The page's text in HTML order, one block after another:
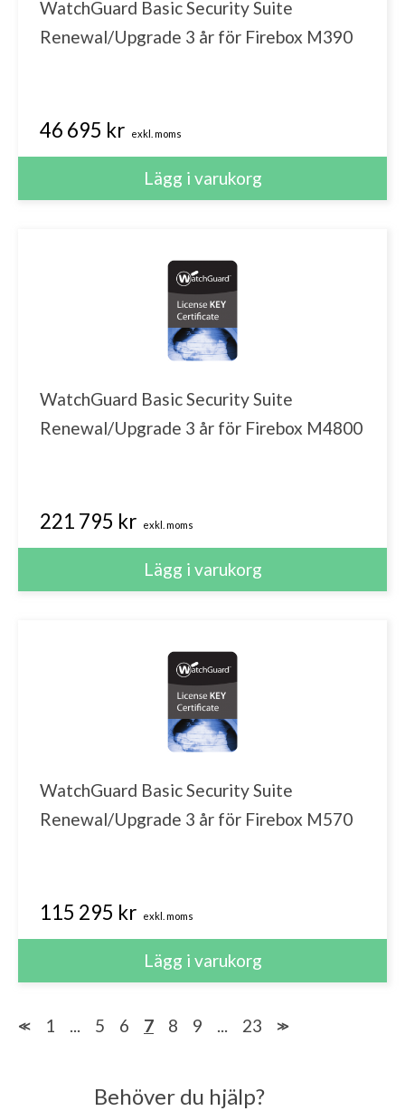
WatchGuard Basic Security Suite
Renewal/Upgrade 3 år för Firebox M390
46 695 kr exkl. moms
WatchGuard Basic Security Suite
Renewal/Upgrade 3 år för Firebox M4800
221 795 kr exkl. moms
WatchGuard Basic Security Suite
Renewal/Upgrade 3 år för Firebox M570
115 295 kr exkl. moms
≪ 1 ... 5 6 7 8 9 ... 23 ≫
Behöver du hjälp?